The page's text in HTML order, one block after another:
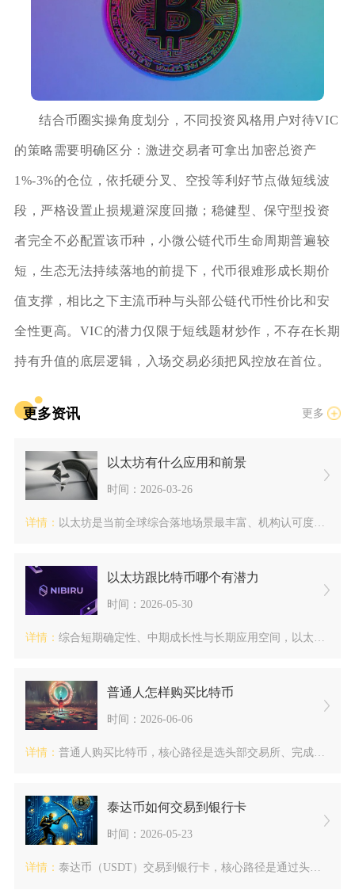
结合币圈实操角度划分，不同投资风格用户对待VIC
的策略需要明确区分：激进交易者可拿出加密总资产
1%-3%的仓位，依托硬分叉、空投等利好节点做短线波
段，严格设置止损规避深度回撤；稳健型、保守型投资
者完全不必配置该币种，小微公链代币生命周期普遍较
短，生态无法持续落地的前提下，代币很难形成长期价
值支撑，相比之下主流币种与头部公链代币性价比和安
全性更高。VIC的潜力仅限于短线题材炒作，不存在长期
持有升值的底层逻辑，入场交易必须把风控放在首位。
更多资讯 更多
以太坊有什么应用和前景
时间：2026-03-26
详情： 以太坊是当前全球综合落地场景最丰富、机构认可度最高的智能合约...
以太坊跟比特币哪个有潜力
时间：2026-05-30
详情： 综合短期确定性、中期成长性与长期应用空间，以太坊的综合潜力高...
普通人怎样购买比特币
时间：2026-06-06
详情： 普通人购买比特币，核心路径是选头部交易所、完成实名与安全设置...
泰达币如何交易到银行卡
时间：2026-05-23
详情： 泰达币（USDT）交易到银行卡，核心路径是通过头部交易所的C...